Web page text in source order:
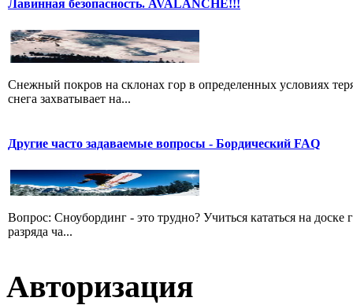
Лавинная безопасность. AVALANCHE!!!
Снежный покров на склонах гор в определенных условиях
снега захватывает на...
Другие часто задаваемые вопросы - Бордический FAQ
Вопрос: Сноубординг - это трудно? Учиться кататься на
разряда ча...
Авторизация